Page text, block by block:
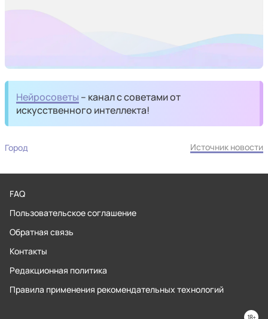
Нейросоветы – канал с советами от
искусственного интеллекта!
Город Источник новости
FAQ
Пользовательское соглашение
Обратная связь
Контакты
Редакционная политика
Правила применения рекомендательных технологий